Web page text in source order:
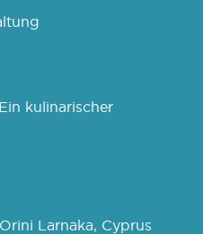
kulinarischer
Larnaka, Cyprus